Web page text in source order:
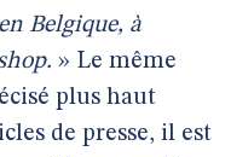
Belgique, à
» Le même
plus haut
de presse, il est